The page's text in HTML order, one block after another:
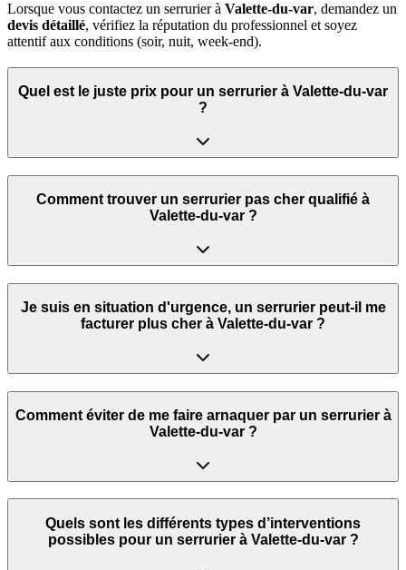
Lorsque vous contactez un serrurier à Valette-du-var, demandez un
devis détaillé, vérifiez la réputation du professionnel et soyez
attentif aux conditions (soir, nuit, week‑end).
Quel est le juste prix pour un serrurier à Valette-du-var
?
Comment trouver un serrurier pas cher qualifié à
Valette-du-var ?
Je suis en situation d'urgence, un serrurier peut‑il me
facturer plus cher à Valette-du-var ?
Comment éviter de me faire arnaquer par un serrurier à
Valette-du-var ?
Quels sont les différents types d’interventions
possibles pour un serrurier à Valette-du-var ?